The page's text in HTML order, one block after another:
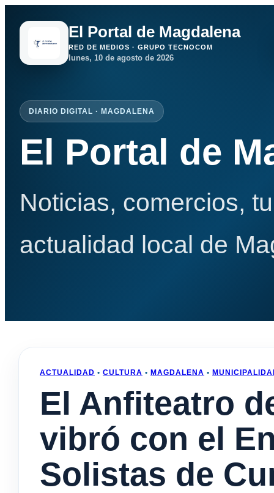
El Portal de Magdalena
RED DE MEDIOS · GRUPO TECNOCOM
lunes, 10 de agosto de 2026
DIARIO DIGITAL · MAGDALENA
El Portal de
Noticias, comercios,
actualidad local de
ACTUALIDAD • CULTURA • MAGDALENA •
El Anfiteatro
vibró con el
Solistas de